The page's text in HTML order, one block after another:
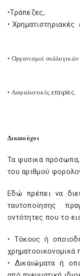
• Χρηματιστηριακές
• Οργανισμοί συλλογικών
• Ασφαλιστικές εταιρίες
Δικαιούχοι
Τα φυσικά πρόσωπα,
του αριθμού
Εδώ πρέπει να
ταυτοποίησης
οντότητες που το
• Τόκους ή
χρηματοοικονομικά
• Δικαιώματα ή